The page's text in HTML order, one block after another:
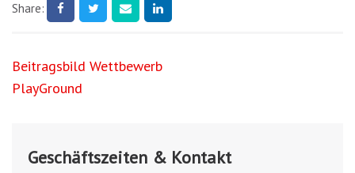
Share:
Beitragsnavigation
Beitragsbild Wettbewerb
PlayGround
Geschäftszeiten & Kontakt